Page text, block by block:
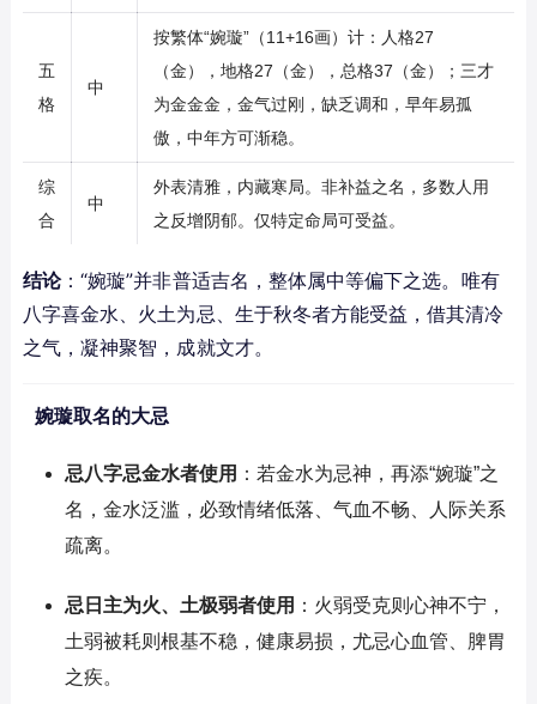
五
格
中
按繁体“婉璇”（11+16画）计：人格27
（金），地格27（金），总格37（金）；三才
为金金金，金气过刚，缺乏调和，早年易孤
傲，中年方可渐稳。
综
合
中
外表清雅，内藏寒局。非补益之名，多数人用
之反增阴郁。仅特定命局可受益。
结论：“婉璇”并非普适吉名，整体属中等偏下之选。唯有
八字喜金水、火土为忌、生于秋冬者方能受益，借其清冷
之气，凝神聚智，成就文才。
婉璇取名的大忌
忌八字忌金水者使用 ：若金水为忌神，再添“婉璇”之
名，金水泛滥，必致情绪低落、气血不畅、人际关系
疏离。
忌日主为火、土极弱者使用 ：火弱受克则心神不宁，
土弱被耗则根基不稳，健康易损，尤忌心血管、脾胃
之疾。